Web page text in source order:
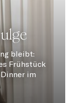
bleibt:
Frühstück
im